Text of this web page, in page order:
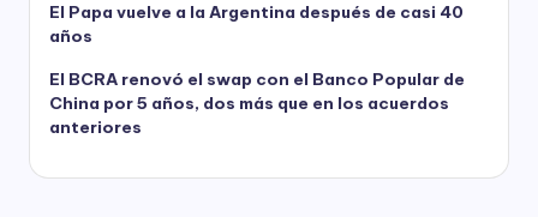
El Papa vuelve a la Argentina después de casi 40
años
El BCRA renovó el swap con el Banco Popular de
China por 5 años, dos más que en los acuerdos
anteriores